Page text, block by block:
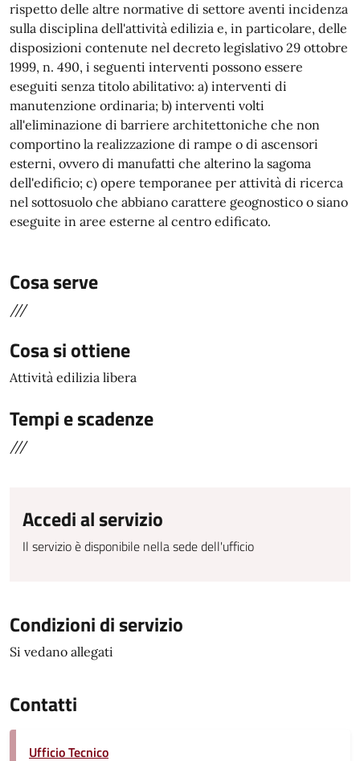
rispetto delle altre normative di settore aventi incidenza
sulla disciplina dell'attività edilizia e, in particolare, delle
disposizioni contenute nel decreto legislativo 29 ottobre
1999, n. 490, i seguenti interventi possono essere
eseguiti senza titolo abilitativo: a) interventi di
manutenzione ordinaria; b) interventi volti
all'eliminazione di barriere architettoniche che non
comportino la realizzazione di rampe o di ascensori
esterni, ovvero di manufatti che alterino la sagoma
dell'edificio; c) opere temporanee per attività di ricerca
nel sottosuolo che abbiano carattere geognostico o siano
eseguite in aree esterne al centro edificato.
Cosa serve
///
Cosa si ottiene
Attività edilizia libera
Tempi e scadenze
///
Accedi al servizio
Il servizio è disponibile nella sede dell'ufficio
Condizioni di servizio
Si vedano allegati
Contatti
Ufficio Tecnico